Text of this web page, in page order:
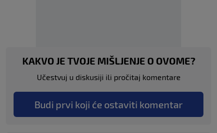
KAKVO JE TVOJE MIŠLJENJE O OVOME?
Učestvuj u diskusiji ili pročitaj komentare
Budi prvi koji će ostaviti komentar